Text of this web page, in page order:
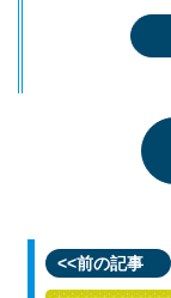
<<前の記事